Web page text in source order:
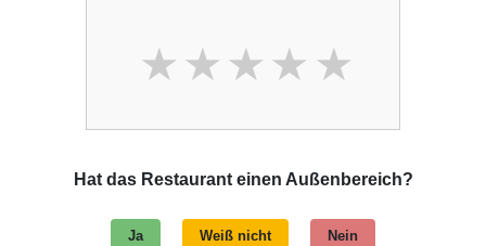
Hat das Restaurant einen Außenbereich?
Ja Weiß nicht Nein